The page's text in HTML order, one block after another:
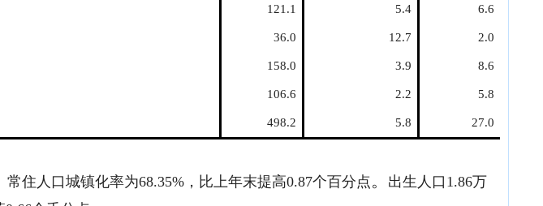
121.1 5.4 6.6
36.0 12.7 2.0
158.0 3.9 8.6
106.6 2.2 5.8
498.2 5.8 27.0
常住人口城镇化率为68.35%，比上年末提高0.87个百分点 。 出生人口 1.86万